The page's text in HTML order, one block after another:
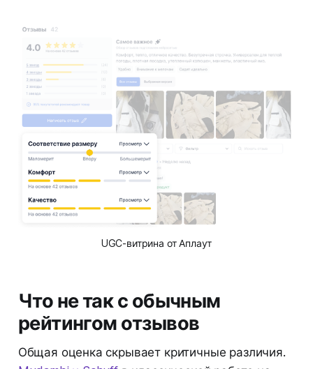
UGC-витрина от Аплаут
Что не так с обычным
рейтингом отзывов
Общая оценка скрывает критичные различия.